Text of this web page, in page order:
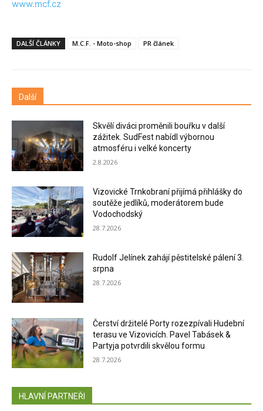
www.mcf.cz
DALŠÍ ČLÁNKY M.C.F. - Moto-shop PR článek
Další
Skvělí diváci proměnili bouřku v další
zážitek. SudFest nabídl výbornou
atmosféru i velké koncerty
2.8.2026
Vizovické Trnkobraní přijímá přihlášky do
soutěže jedlíků, moderátorem bude
Vodochodský
28.7.2026
Rudolf Jelínek zahájí pěstitelské pálení 3.
srpna
28.7.2026
Čerství držitelé Porty rozezpívali Hudební
terasu ve Vizovicích. Pavel Tabásek &
Partyja potvrdili skvělou formu
28.7.2026
HLAVNÍ PARTNEŘI